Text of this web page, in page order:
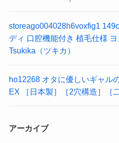
storeago004028h6voxfig1
ディ 口腔機能付き 植毛仕様 ヨ
Tsukika（ツキカ）
ho12268 オタに優しいギャル
EX ［日本製］［2穴構造］［
アーカイブ